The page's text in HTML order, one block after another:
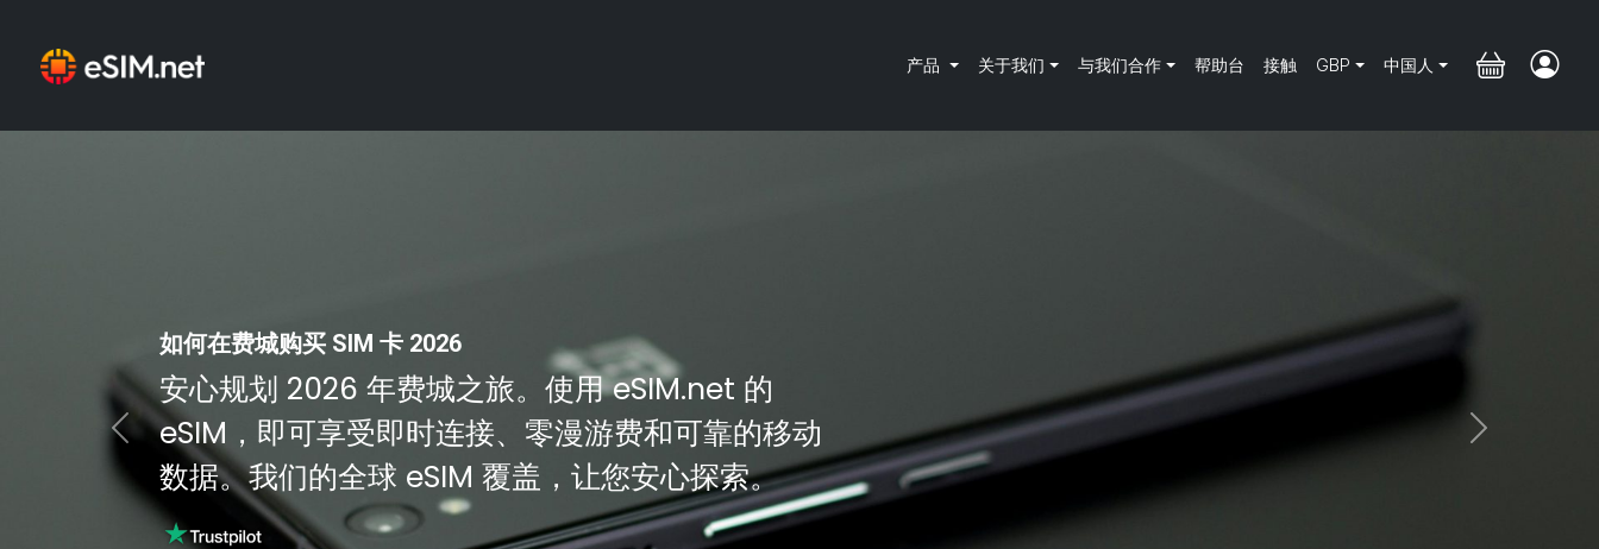
产品 关于我们 与我们合作 帮助台 接触 GBP 中国人
如何在费城购买 SIM 卡 2026
安心规划 2026 年费城之旅。使用 eSIM.net 的
eSIM，即可享受即时连接、零漫游费和可靠的移动
数据。我们的全球 eSIM 覆盖，让您安心探索。
Previous Next